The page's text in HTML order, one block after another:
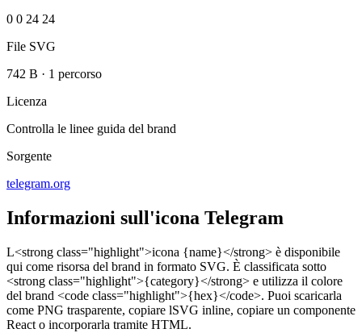
0 0 24 24
File SVG
742 B · 1 percorso
Licenza
Controlla le linee guida del brand
Sorgente
telegram.org
Informazioni sull'icona Telegram
L<strong class="highlight">icona {name}</strong> è disponibile
qui come risorsa del brand in formato SVG. È classificata sotto
<strong class="highlight">{category}</strong> e utilizza il colore
del brand <code class="highlight">{hex}</code>. Puoi scaricarla
come PNG trasparente, copiare lSVG inline, copiare un componente
React o incorporarla tramite HTML.